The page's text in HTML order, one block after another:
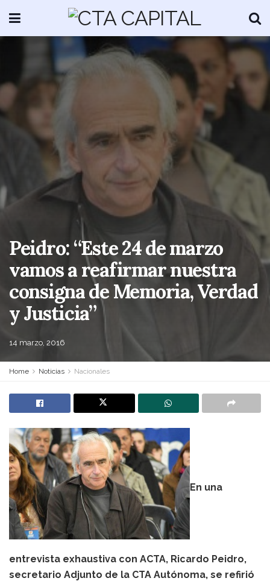
Peidro: “Este 24 de marzo
vamos a reafirmar nuestra
consigna de Memoria, Verdad
y Justicia”
14 marzo, 2016
Home Noticias Nacionales
En una
entrevista exhaustiva con ACTA, Ricardo Peidro,
secretario Adjunto de la CTA Autónoma, se refirió